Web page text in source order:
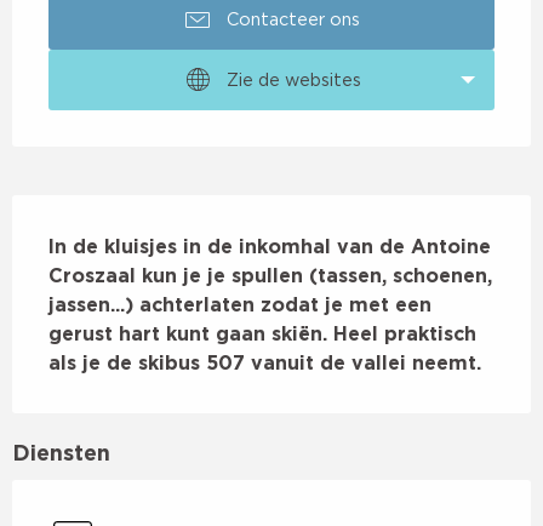
Contacteer ons
Zie de websites
In de kluisjes in de inkomhal van de Antoine
Croszaal kun je je spullen (tassen, schoenen,
jassen...) achterlaten zodat je met een
gerust hart kunt gaan skiën. Heel praktisch
als je de skibus 507 vanuit de vallei neemt.
Diensten